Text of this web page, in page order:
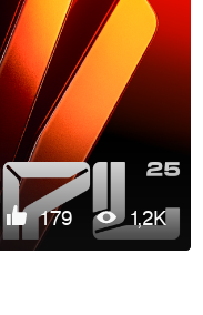
179 1,2K